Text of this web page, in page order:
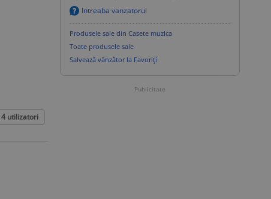
4 utilizatori
Intreaba vanzatorul
Produsele sale din Casete muzica
Toate produsele sale
Salvează vânzător la Favoriți
Publicitate